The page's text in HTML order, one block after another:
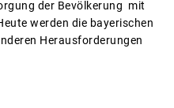
der Bevölkerung mit
werden die bayerischen
Herausforderungen